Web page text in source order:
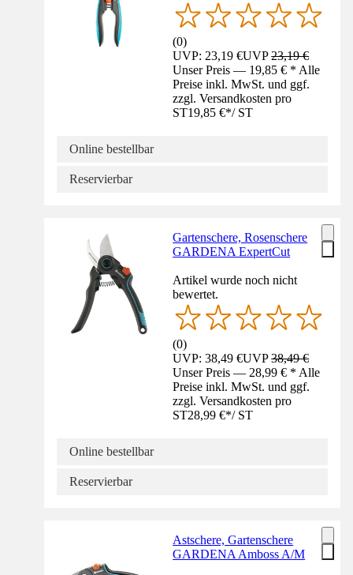
(0)
UVP: 23,19 €UVP23,19 €
Unser Preis — 19,85 € * Alle
Preise inkl. MwSt. und ggf.
zzgl. Versandkosten pro
ST19,85 €*/ ST
Online bestellbar
Reservierbar
Gartenschere, Rosenschere
GARDENA ExpertCut
Artikel wurde noch nicht
bewertet.
(0)
UVP: 38,49 €UVP38,49 €
Unser Preis — 28,99 € * Alle
Preise inkl. MwSt. und ggf.
zzgl. Versandkosten pro
ST28,99 €*/ ST
Online bestellbar
Reservierbar
Astschere, Gartenschere
GARDENA Amboss A/M